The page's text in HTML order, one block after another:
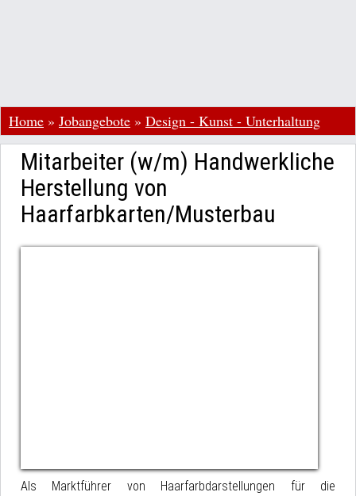
Home » Jobangebote » Design - Kunst - Unterhaltung
Mitarbeiter (w/m) Handwerkliche
Herstellung von
Haarfarbkarten/Musterbau
Als Marktführer von Haarfarbdarstellungen für die